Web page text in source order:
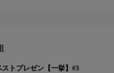
ストプレゼン【一挙】#3